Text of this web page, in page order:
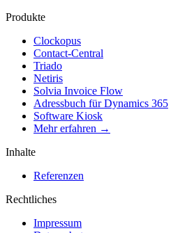
Produkte
Clockopus
Contact-Central
Triado
Netiris
Solvia Invoice Flow
Adressbuch für Dynamics 365
Software Kiosk
Mehr erfahren →
Inhalte
Referenzen
Rechtliches
Impressum